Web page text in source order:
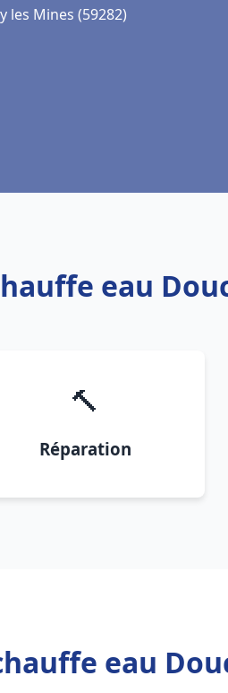
Mines (59282)
eau
🔨
Réparation
eau